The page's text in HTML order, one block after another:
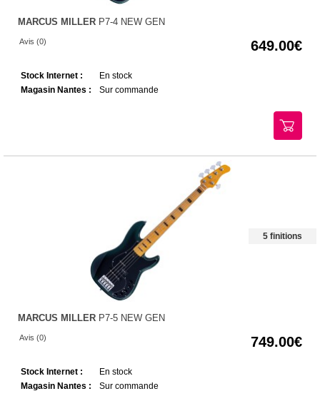
MARCUS MILLER P7-4 NEW GEN
Avis (0) 649.00
Stock Internet :
En stock
Magasin Nantes :
Sur commande
5 finitions
MARCUS MILLER P7-5 NEW GEN
Avis (0) 749.00
Stock Internet :
En stock
Magasin Nantes :
Sur commande